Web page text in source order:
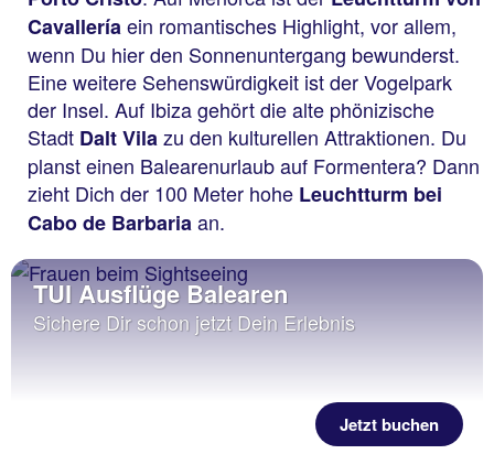
Cavalleríaein romantisches Highlight, vor allem,
wenn Du hier den Sonnenuntergang bewunderst.
Eine weitere Sehenswürdigkeit ist der Vogelpark
der Insel. Auf Ibiza gehört die alte phönizische
Stadt Dalt Vilazu den kulturellen Attraktionen. Du
planst einen Balearenurlaub auf Formentera? Dann
zieht Dich der 100 Meter hohe Leuchtturm bei
Cabo de Barbariaan.
TUI Ausflüge Balearen
Sichere Dir schon jetzt Dein Erlebnis
Jetzt buchen